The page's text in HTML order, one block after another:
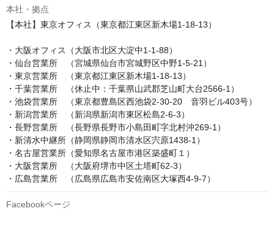
本社・拠点
【本社】東京オフィス（東京都江東区新木場1-18-13）
・大阪オフィス（大阪市北区大淀中1-1-88）
・仙台営業所　（宮城県仙台市宮城野区中野1-5-21）
・東京営業所　（東京都江東区新木場1-18-13）
・千葉営業所　（休止中：千葉県山武郡芝山町大台2566-1）
・池袋営業所　（東京都豊島区西池袋2-30-20　音羽ビル403号）
・新潟営業所　（新潟県新潟市東区松島2-6-3）
・長野営業所　（長野県長野市小島田町字北村沖269-1）
・新清水中継所（静岡県静岡市清水区宍原1438-1）
・名古屋営業所（愛知県名古屋市港区築盛町１）
・大阪営業所　（大阪府堺市中区土塔町62-3）
・広島営業所　（広島県広島市安佐南区大塚西4-9-7）
Facebookページ